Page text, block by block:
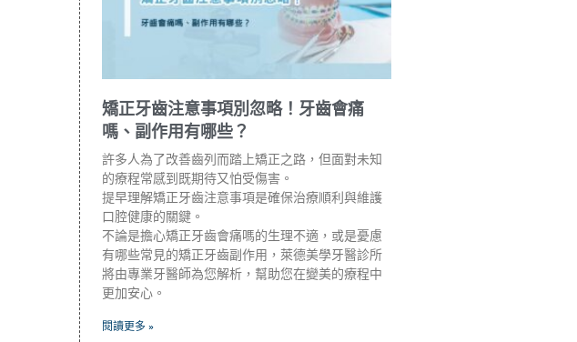
矯正牙齒注意事項別忽略！牙齒會痛
嗎、副作用有哪些？
許多人為了改善齒列而踏上矯正之路，但面對未知
的療程常感到既期待又怕受傷害。
提早理解矯正牙齒注意事項是確保治療順利與維護
口腔健康的關鍵。
不論是擔心矯正牙齒會痛嗎的生理不適，或是憂慮
有哪些常見的矯正牙齒副作用，萊德美學牙醫診所
將由專業牙醫師為您解析，幫助您在變美的療程中
更加安心。
閱讀更多 »